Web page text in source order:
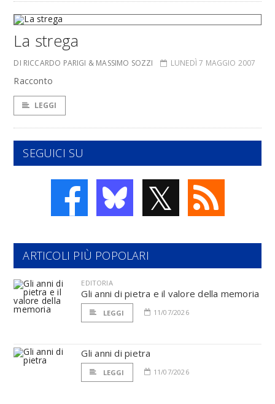
La strega
DI RICCARDO PARIGI & MASSIMO SOZZI LUNEDÌ 7 MAGGIO 2007
Racconto
LEGGI
SEGUICI SU
𝕏
ARTICOLI PIÙ POPOLARI
EDITORIA
Gli anni di pietra e il valore della memoria
LEGGI 11/07/2026
Gli anni di pietra
LEGGI 11/07/2026